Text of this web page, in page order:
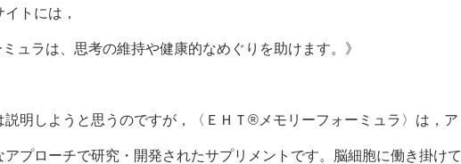
トには，
ュラは、思考の維持や健康的なめぐりを助けます。》
明しようと思うのですが，〈ＥＨＴ®メモリーフォーミュラ〉は，ア
アプローチで研究・開発されたサプリメントです。脳細胞に働き掛けて